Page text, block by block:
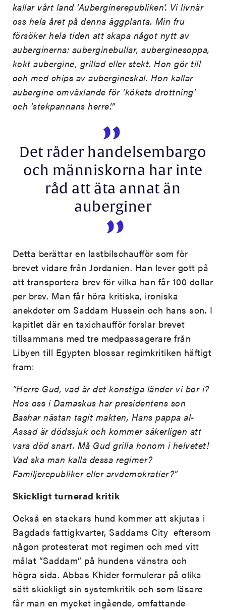
kallar vårt land ’Auberginerepubliken’. Vi livnär
oss hela året på denna äggplanta. Min fru
försöker hela tiden att skapa något nytt av
auberginerna: auberginebullar, auberginesoppa,
kokt aubergine, grillad eller stekt. Hon gör till
och med chips av aubergineskal. Hon kallar
aubergine omväxlande för ’kökets drottning’
och ’stekpannans herre’.”
Det råder handelsembargo
och människorna har inte
råd att äta annat än
auberginer
Detta berättar en lastbilschaufför som för
brevet vidare från Jordanien. Han lever gott på
att transportera brev för vilka han får 100 dollar
per brev. Man får höra kritiska, ironiska
anekdoter om Saddam Hussein och hans son. I
kapitlet där en taxichaufför forslar brevet
tillsammans med tre medpassagerare från
Libyen till Egypten blossar regimkritiken häftigt
fram:
”Herre Gud, vad är det konstiga länder vi bor i?
Hos oss i Damaskus har presidentens son
Bashar nästan tagit makten, Hans pappa al-
Assad är dödssjuk och kommer säkerligen att
vara död snart. Må Gud grilla honom i helvetet!
Vad ska man kalla dessa regimer?
Familjerepubliker eller arvdemokratier?”
Skickligt turnerad kritik
Också en stackars hund kommer att skjutas i
Bagdads fattigkvarter, Saddams City eftersom
någon protesterat mot regimen och med vitt
målat ”Saddam” på hundens vänstra och
högra sida. Abbas Khider formulerar på olika
sätt skickligt sin systemkritik och som läsare
får man en mycket ingående, omfattande